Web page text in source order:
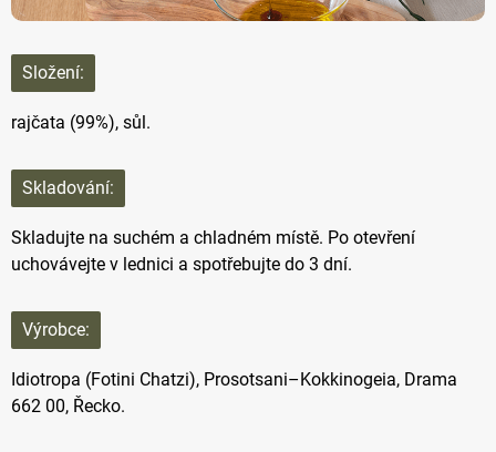
Složení:
rajčata (99%), sůl.
Skladování:
Skladujte na suchém a chladném místě. Po otevření
uchovávejte v lednici a spotřebujte do 3 dní.
Výrobce:
Idiotropa (Fotini Chatzi), Prosotsani–Kokkinogeia, Drama
662 00, Řecko.